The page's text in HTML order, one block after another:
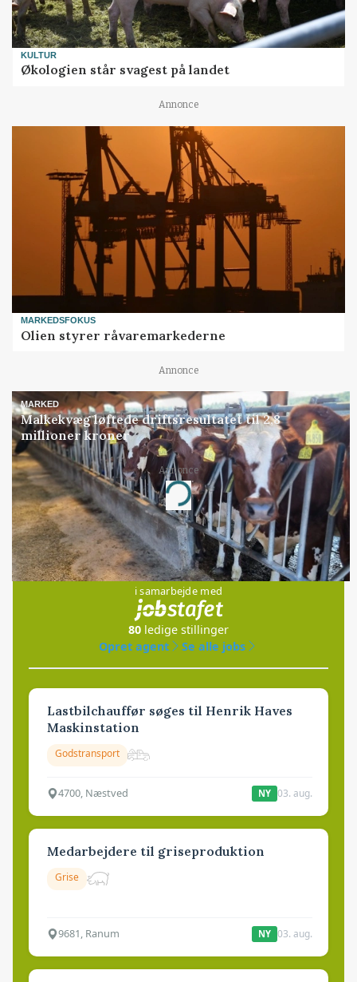
KULTUR
Økologien står svagest på landet
Annonce
MARKEDSFOKUS
Olien styrer råvaremarkederne
Annonce
MARKED
Malkekvæg løftede driftsresultatet til 2,8
millioner kroner
Annonce
Loading...
Jobs
i samarbejde med
80 ledige stillinger
Opret agent
Se alle jobs
Lastbilchauffør søges til Henrik Haves
Maskinstation
Godstransport
4700, Næstved NY 03. aug.
Medarbejdere til griseproduktion
Grise
9681, Ranum NY 03. aug.